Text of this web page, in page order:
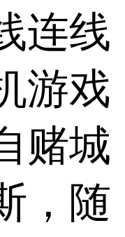
连线
游戏
赌城
，随